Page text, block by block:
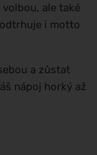
ale také
i motto
a zůstat
nápoj horký až